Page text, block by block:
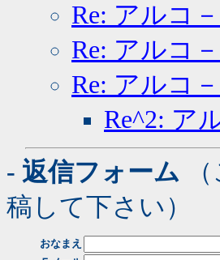
Re: アルコ
Re: アルコ
Re: アルコ
Re^2: ア
- 返信フォーム
稿して下さい）
おなまえ